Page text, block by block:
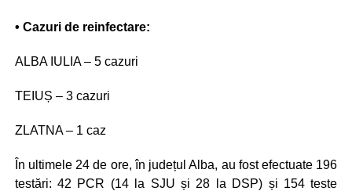
• Cazuri de reinfectare:
ALBA IULIA – 5 cazuri
TEIUȘ – 3 cazuri
ZLATNA – 1 caz
În ultimele 24 de ore, în județul Alba, au fost efectuate 196
testări: 42 PCR (14 la SJU și 28 la DSP) și 154 teste